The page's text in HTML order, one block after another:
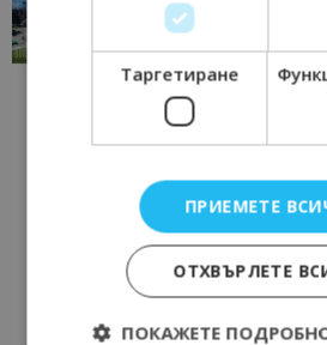
традициите,
Таргетиране
ПРИЕМЕТЕ
ОТХВЪРЛЕТЕ
ПОКАЖЕТЕ